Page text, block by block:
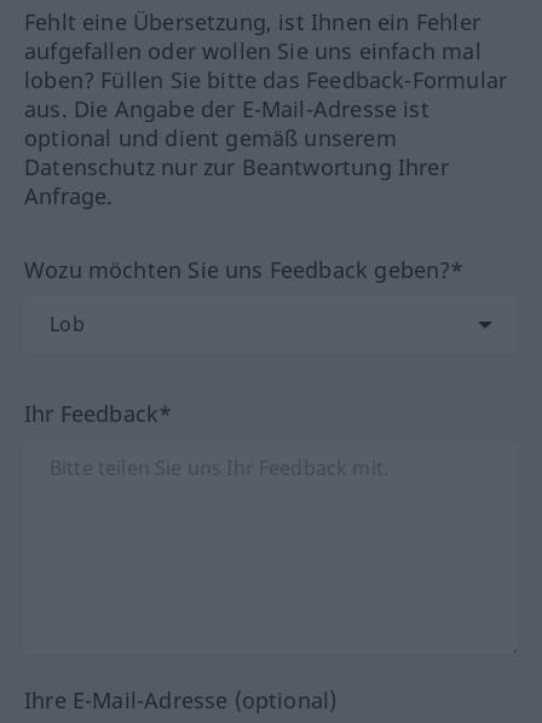
Fehlt eine Übersetzung, ist Ihnen ein Fehler
aufgefallen oder wollen Sie uns einfach mal
loben? Füllen Sie bitte das Feedback-Formular
aus. Die Angabe der E-Mail-Adresse ist
optional und dient gemäß unserem
Datenschutz nur zur Beantwortung Ihrer
Anfrage.
Wozu möchten Sie uns Feedback geben?*
Ihr Feedback*
Ihre E-Mail-Adresse (optional)